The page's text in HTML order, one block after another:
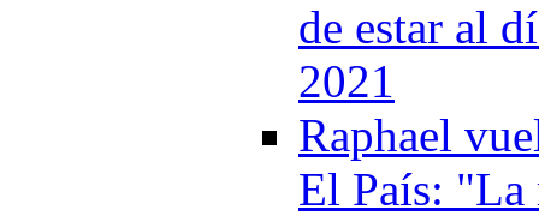
de estar al
2021
Raphael
El País: "La